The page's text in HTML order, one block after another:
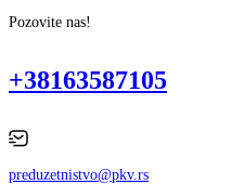
Pozovite nas!
+38163587105
preduzetnistvo@pkv.rs